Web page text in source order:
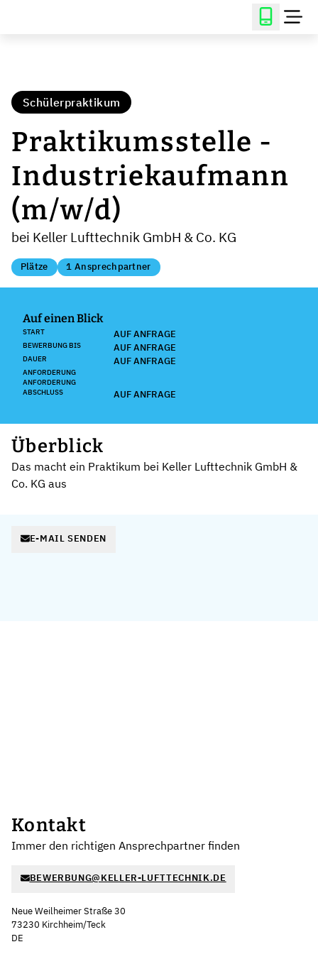
Schülerpraktikum
Praktikumsstelle -
Industriekaufmann
(m/w/d)
bei Keller Lufttechnik GmbH & Co. KG
Plätze 1 Ansprechpartner
Auf einen Blick
START AUF ANFRAGE
BEWERBUNG BIS AUF ANFRAGE
DAUER AUF ANFRAGE
ANFORDERUNG
ANFORDERUNG
ABSCHLUSS
AUF ANFRAGE
Überblick
Das macht ein Praktikum bei Keller Lufttechnik GmbH &
Co. KG aus
E-MAIL SENDEN
Kontakt
Immer den richtigen Ansprechpartner finden
BEWERBUNG@KELLER-LUFTTECHNIK.DE
Neue Weilheimer Straße 30
73230 Kirchheim/Teck
DE